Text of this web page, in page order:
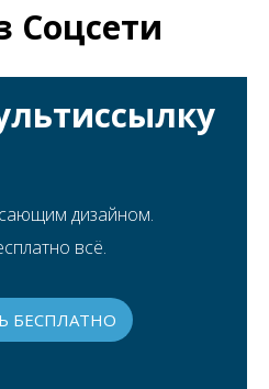
Соцсети
дизайном.
всё.
БЕСПЛАТНО